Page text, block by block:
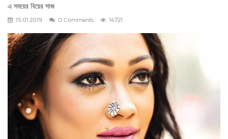
এ সময়ের বিয়ের সাজ
15.01.2019 0 Comments 14721